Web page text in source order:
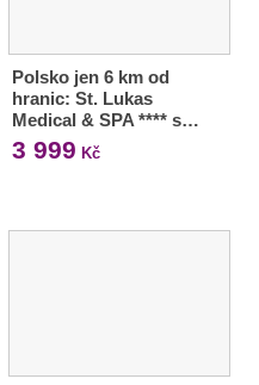
Polsko jen 6 km od
hranic: St. Lukas
Medical & SPA **** s…
3 999 Kč